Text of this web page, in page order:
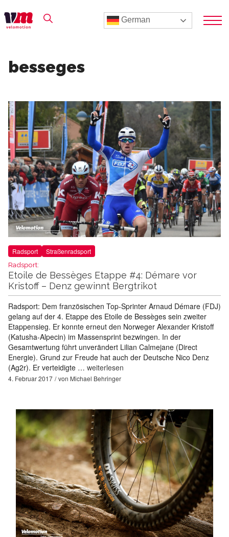
German
besseges
Radsport Straßenradsport
Radsport:
Etoile de Bessèges Etappe #4: Démare vor
Kristoff – Denz gewinnt Bergtrikot
Radsport: Dem französischen Top-Sprinter Arnaud Démare (FDJ)
gelang auf der 4. Etappe des Etoile de Bessèges sein zweiter
Etappensieg. Er konnte erneut den Norweger Alexander Kristoff
(Katusha-Alpecin) im Massensprint bezwingen. In der
Gesamtwertung führt unverändert Lilian Calmejane (Direct
Energie). Grund zur Freude hat auch der Deutsche Nico Denz
(Ag2r). Er verteidigte … weiterlesen
4. Februar 2017 von Michael Behringer